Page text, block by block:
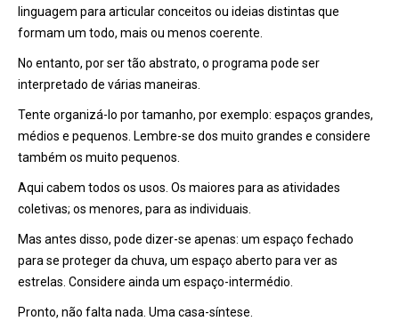
linguagem para articular conceitos ou ideias distintas que
formam um todo, mais ou menos coerente.
No entanto, por ser tão abstrato, o programa pode ser
interpretado de várias maneiras.
Tente organizá-lo por tamanho, por exemplo: espaços grandes,
médios e pequenos. Lembre-se dos muito grandes e considere
também os muito pequenos.
Aqui cabem todos os usos. Os maiores para as atividades
coletivas; os menores, para as individuais.
Mas antes disso, pode dizer-se apenas: um espaço fechado
para se proteger da chuva, um espaço aberto para ver as
estrelas. Considere ainda um espaço-intermédio.
Pronto, não falta nada. Uma casa-síntese.